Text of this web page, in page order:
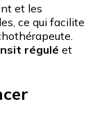
et les
ce qui facilite
régulé et